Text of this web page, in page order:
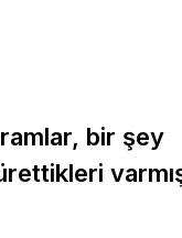
bir şey